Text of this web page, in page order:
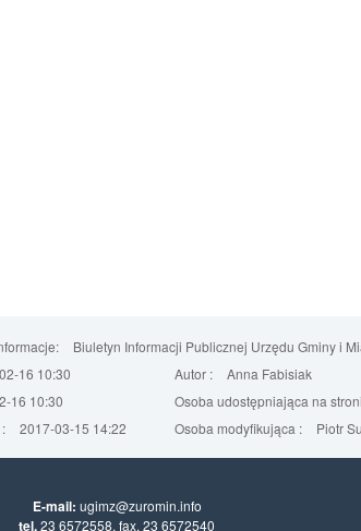
Biuletyn Informacji Publicznej Urzędu Gminy i
16 10:30 Autor :
Anna Fabisiak
16 10:30 Osoba udostępniająca na
2017-03-15 14:22 Osoba modyfikująca : Piotr
E-mail: ugimz@zuromin.info
tel.23 6572558, fax. 23 6572540